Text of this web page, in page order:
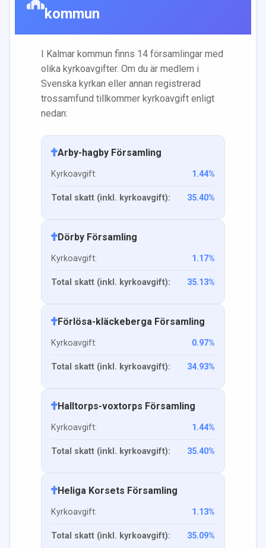
kommun
I Kalmar kommun finns 14 församlingar med
olika kyrkoavgifter. Om du är medlem i
Svenska kyrkan eller annan registrerad
trossamfund tillkommer kyrkoavgift enligt
nedan:
Arby-hagby Församling
Kyrkoavgift: 1.44%
Total skatt (inkl. kyrkoavgift): 35.40%
Dörby Församling
Kyrkoavgift: 1.17%
Total skatt (inkl. kyrkoavgift): 35.13%
Förlösa-kläckeberga Församling
Kyrkoavgift: 0.97%
Total skatt (inkl. kyrkoavgift): 34.93%
Halltorps-voxtorps Församling
Kyrkoavgift: 1.44%
Total skatt (inkl. kyrkoavgift): 35.40%
Heliga Korsets Församling
Kyrkoavgift: 1.13%
Total skatt (inkl. kyrkoavgift): 35.09%